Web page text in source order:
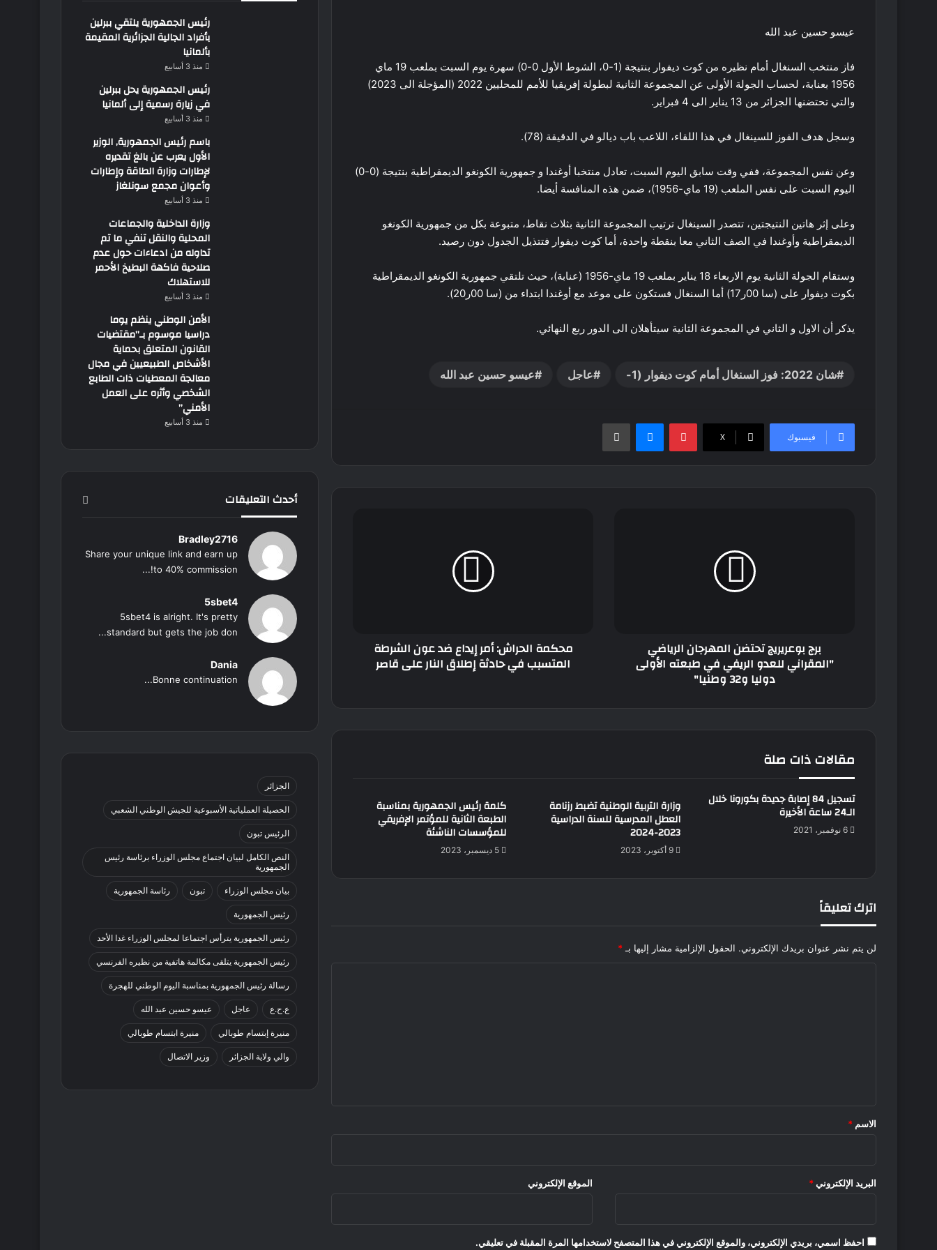
عيسو حسين عبد الله
فاز منتخب السنغال أمام نظيره من كوت ديفوار بنتيجة (1-0، الشوط الأول 0-0) سهرة يوم السبت بملعب 19 ماي
1956 بعنابة، لحساب الجولة الأولى عن المجموعة الثانية لبطولة إفريقيا للأمم للمحليين 2022 (المؤجلة الى 2023)
والتي تحتضنها الجزائر من 13 يناير الى 4 فبراير.
وسجل هدف الفوز للسينغال في هذا اللقاء، اللاعب باب ديالو في الدقيقة (78).
وعن نفس المجموعة، ففي وقت سابق اليوم السبت، تعادل منتخبا أوغندا و جمهورية الكونغو الديمقراطية بنتيجة (0-0)
اليوم السبت على نفس الملعب (19 ماي-1956)، ضمن هذه المنافسة أيضا.
وعلى إثر هاتين النتيجتين، تتصدر السينغال ترتيب المجموعة الثانية بثلاث نقاط، متبوعة بكل من جمهورية الكونغو
الديمقراطية وأوغندا في الصف الثاني معا بنقطة واحدة، أما كوت ديفوار فتتذيل الجدول دون رصيد.
وستقام الجولة الثانية يوم الاربعاء 18 يناير بملعب 19 ماي-1956 (عنابة)، حيث تلتقي جمهورية الكونغو الديمقراطية
بكوت ديفوار على (سا 00ر17) أما السنغال فستكون على موعد مع أوغندا ابتداء من (سا 00ر20).
يذكر أن الاول و الثاني في المجموعة الثانية سيتأهلان الى الدور ربع النهائي.
شان 2022: فوز السنغال أمام كوت ديفوار (1- عاجل عيسو حسين عبد الله
فيسبوك ‫X
بينتيريستماسنجر طباعة
الأولى
برج بوعريريج تحتضن المهرجان الرياضي
"المقراني للعدو الريفي في طبعته الأولى
دوليا و32 وطنيا"
محكمة الحراش: أمر إيداع ضد عون الشرطة
المتسبب في حادثة إطلاق النار على قاصر
مقالات ذات صلة
تسجيل 84 إصابة جديدة بكورونا خلال
الـ24 ساعة الأخيرة
6 نوفمبر، 2021
وزارة التربية الوطنية تضبط رزنامة
العطل المدرسية للسنة الدراسية
2023-2024
9 أكتوبر، 2023
كلمة رئيس الجمهورية بمناسبة
الطبعة الثانية للمؤتمر الإفريقي
للمؤسسات الناشئة
5 ديسمبر، 2023
اترك تعليقاً
لن يتم نشر عنوان بريدك الإلكتروني. الحقول الإلزامية مشار إليها بـ *
*
الاسم *
البريد الإلكتروني * الموقع الإلكتروني
احفظ اسمي، بريدي الإلكتروني، والموقع الإلكتروني في هذا المتصفح لاستخدامها المرة المقبلة في تعليقي.
رئيس الجمهورية يلتقي ببرلين
بأفراد الجالية الجزائرية المقيمة
بألمانيا
منذ 3 أسابيع
رئيس الجمهورية يحل ببرلين
في زيارة رسمية إلى ألمانيا
منذ 3 أسابيع
باسم رئيس الجمهورية, الوزير
الأول يعرب عن بالغ تقديره
لإطارات وزارة الطاقة وإطارات
وأعوان مجمع سونلغاز
منذ 3 أسابيع
وزارة الداخلية والجماعات
المحلية والنقل تنفي ما تم
تداوله من ادعاءات حول عدم
صلاحية فاكهة البطيخ الأحمر
للاستهلاك
منذ 3 أسابيع
الأمن الوطني ينظم يوما
دراسيا موسوم بـ”مقتضيات
القانون المتعلق بحماية
الأشخاص الطبيعيين في مجال
معالجة المعطيات ذات الطابع
الشخصي وأثره على العمل
الأمني”
منذ 3 أسابيع
أحدث التعليقات
Bradley2716
Share your unique link and earn up
to 40% commission!...
5sbet4
5sbet4 is alright. It's pretty
standard but gets the job don...
Dania
Bonne continuation...
الجزائر
الحصيلة العملياتية الأسبوعية للجيش الوطني الشعبي
الرئيس تبون
النص الكامل لبيان اجتماع مجلس الوزراء برئاسة رئيس
الجمهورية
بيان مجلس الوزراء تبون رئاسة الجمهورية
رئيس الجمهورية
رئيس الجمهورية يترأس اجتماعا لمجلس الوزراء غدا الأحد
رئيس الجمهورية يتلقى مكالمة هاتفية من نظيره الفرنسي
رسالة رئيس الجمهورية بمناسبة اليوم الوطني للهجرة
ع.ح.ع عاجل عيسو حسين عبد الله
منيرة إبتسام طوبالي منيرة ابتسام طوبالي
والي ولاية الجزائر وزير الاتصال